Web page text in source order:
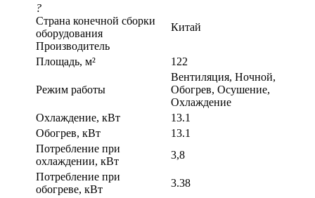
?
Страна конечной сборки
оборудования
Производитель
Китай
Площадь, м² 122
Режим работы
Вентиляция, Ночной,
Обогрев, Осушение,
Охлаждение
Охлаждение, кВт
13.1
Обогрев, кВт
13.1
Потребление при
охлаждении, кВт
3,8
Потребление при
обогреве, кВт
3.38